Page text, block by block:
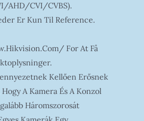
AHD/CVI/CVBS).
Er Kun Til Reference.
For At Få
Kellően Erősnek
A Kamera És A Konzol
Háromszorosát